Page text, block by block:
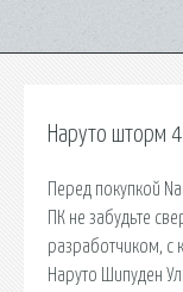
Наруто шторм
Перед покупкой
ПК не забудьте
разработчиком, с
Наруто Шипуден